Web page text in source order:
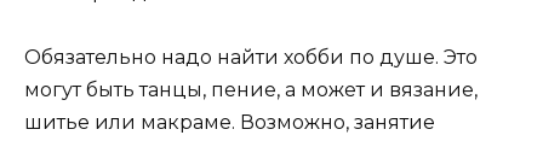
Обязательно надо найти хобби по душе. Это
могут быть танцы, пение, а может и вязание,
шитье или макраме. Возможно, занятие